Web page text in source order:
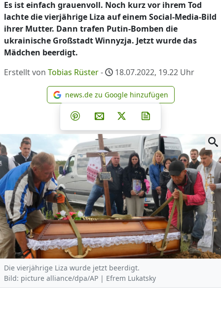
Es ist einfach grauenvoll. Noch kurz vor ihrem Tod
lachte die vierjährige Liza auf einem Social-Media-Bild
ihrer Mutter. Dann trafen Putin-Bomben die
ukrainische Großstadt Winnyzja. Jetzt wurde das
Mädchen beerdigt.
Erstellt von Tobias Rüster- 18.07.2022, 19.22 Uhr
news.de zu Google
news.de zu Google hinzufügen
Teilen auf Facebook
Teilen auf Whatsapp
Teilen auf Telegram
Teilen auf Pinterest
Per E-Mail teilen
Post auf X
Die vierjährige Liza wurde jetzt beerdigt.
Bild: picture alliance/dpa/AP | Efrem Lukatsky